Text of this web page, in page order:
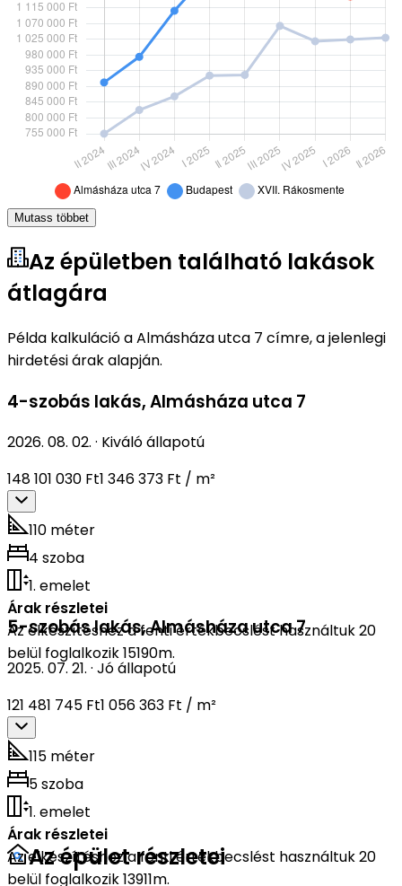
Mutass többet
Az épületben található lakások
átlagára
Példa kalkuláció a Almásháza utca 7 címre, a jelenlegi
hirdetési árak alapján.
4-szobás lakás,Almásháza utca 7
2026. 08. 02. · Kiváló állapotú
148 101 030 Ft1 346 373 Ft / m²
110 méter
4 szoba
1. emelet
Árak részletei
Az elkészítéshez a fenti értékbecslést használtuk 20
belül foglalkozik 15190m.
5-szobás lakás,Almásháza utca 7
2025. 07. 21. · Jó állapotú
121 481 745 Ft1 056 363 Ft / m²
115 méter
5 szoba
1. emelet
Árak részletei
Az elkészítéshez a fenti értékbecslést használtuk 20
belül foglalkozik 13911m.
Az épület részletei